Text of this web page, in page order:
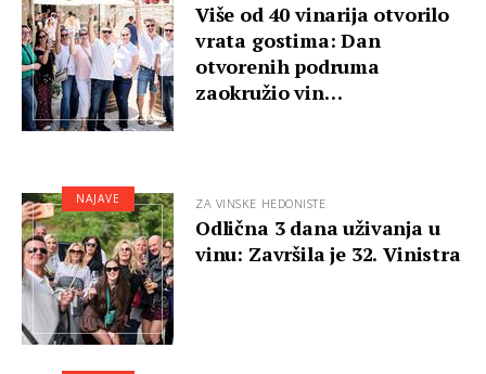
Više od 40 vinarija otvorilo
vrata gostima: Dan
otvorenih podruma
zaokružio vin…
ZA VINSKE HEDONISTE
Odlična 3 dana uživanja u
vinu: Završila je 32. Vinistra
NAJAVE